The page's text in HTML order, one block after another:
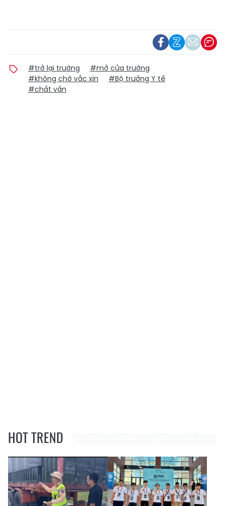
#trở lại trường
#mở cửa trường
#không chờ vắc xin
#Bộ trưởng Y tế
#chất vấn
HOT TREND